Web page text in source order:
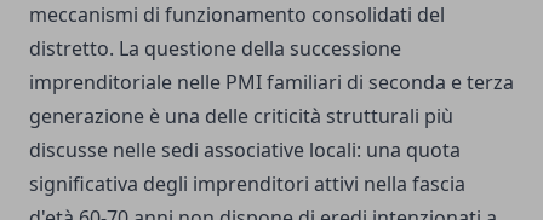
meccanismi di funzionamento consolidati del
distretto. La questione della successione
imprenditoriale nelle PMI familiari di seconda e terza
generazione è una delle criticità strutturali più
discusse nelle sedi associative locali: una quota
significativa degli imprenditori attivi nella fascia